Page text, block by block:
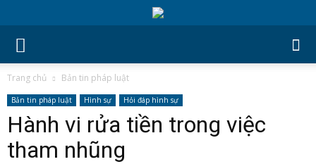
Trang chủ Bản tin pháp luật
Bản tin pháp luật Hình sự Hỏi đáp hình sự
Hành vi rửa tiền trong việc
tham nhũng